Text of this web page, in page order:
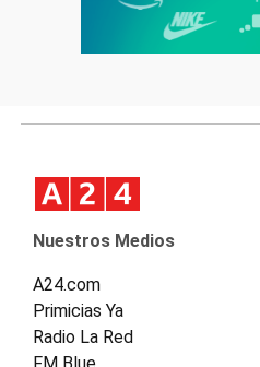
Nuestros Medios
A24.com
Primicias Ya
Radio La Red